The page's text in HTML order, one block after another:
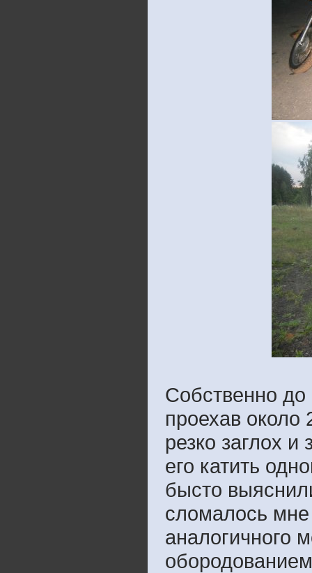
Собственно до
проехав около
резко заглох
его катить
бысто
сломалось
аналогичного